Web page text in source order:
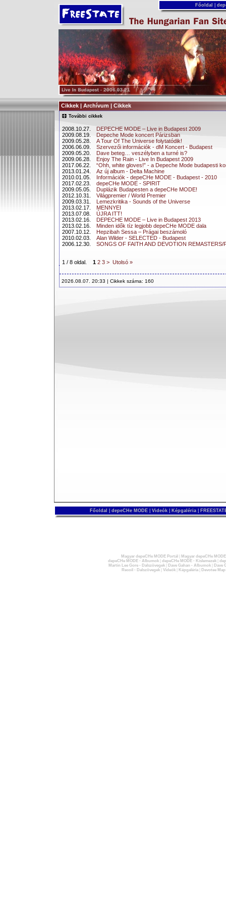
Főoldal
Cikkek | Archívum | Cikkek
További cikkek
2008.10.27.
DEPECHE MODE – Live in Budapest 2009
2009.08.19.
Depeche Mode koncert Párizsban
2009.05.28.
A Tour Of The Universe folytatódik!
2006.06.09.
Szervezői információk - dM Koncert - Budapest
2009.05.20.
Dave beteg… veszélyben a turné is?
2009.06.28.
Enjoy The Rain - Live In Budapest 2009
2017.06.22.
“Ohh, white gloves!” - a Depeche Mode budapesti
2013.01.24.
Az új album - Delta Machine
2010.01.05.
Információk - depeCHe MODE - Budapest - 2010
2017.02.23.
depeCHe MODE - SPIRIT
2009.05.05.
Duplázik Budapesten a depeCHe MODE!
2012.10.31.
Világpremier / World Premier
2009.03.31.
Lemezkritika - Sounds of the Universe
2013.02.17.
MENNYEI
2013.07.08.
ÚJRA ITT!
2013.02.16.
DEPECHE MODE – Live in Budapest 2013
2013.02.16.
Minden idők tíz legjobb depeCHe MODE dala
2007.10.12.
Hepzibah Sessa – Prágai beszámoló
2010.02.03.
Alan Wilder - SELECTED - Budapest
2006.12.30.
SONGS OF FAITH AND DEVOTION REMASTERS/
1 / 8 oldal. 1 2 3 > Utolsó »
2026.08.07. 20:33 | Cikkek száma: 160
Főoldal depeCHe MODE Videók Képgaléria
Magyar depeCHe MODE Portál
Magyar depeCHe
depeCHe MODE - Albumok| depeCHe MODE - Kislemezek|
Martin Lee Gore - Dalszövegek| Dave Gahan - Albumok|
Dave
Recoil - Dalszövegek| Videók| Képgaléria| Devotee Map